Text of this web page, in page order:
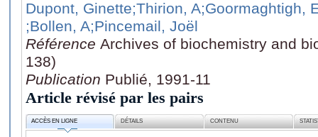
Dupont, Ginette;Thirion, A;Goormaghtigh,
;Bollen, A;Pincemail, Joël
Référence Archives of biochemistry and
138)
Publication Publié, 1991-11
Article révisé par les pairs
ACCÈS EN LIGNE DÉTAILS CONTENU